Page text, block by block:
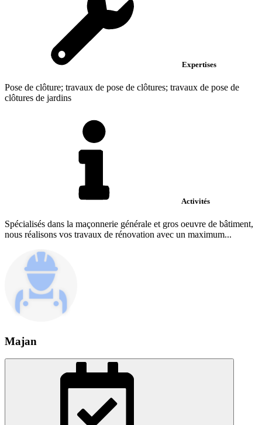
Expertises
Pose de clôture; travaux de pose de clôtures; travaux de pose de
clôtures de jardins
Activités
Spécialisés dans la maçonnerie générale et gros oeuvre de bâtiment,
nous réalisons vos travaux de rénovation avec un maximum...
Majan